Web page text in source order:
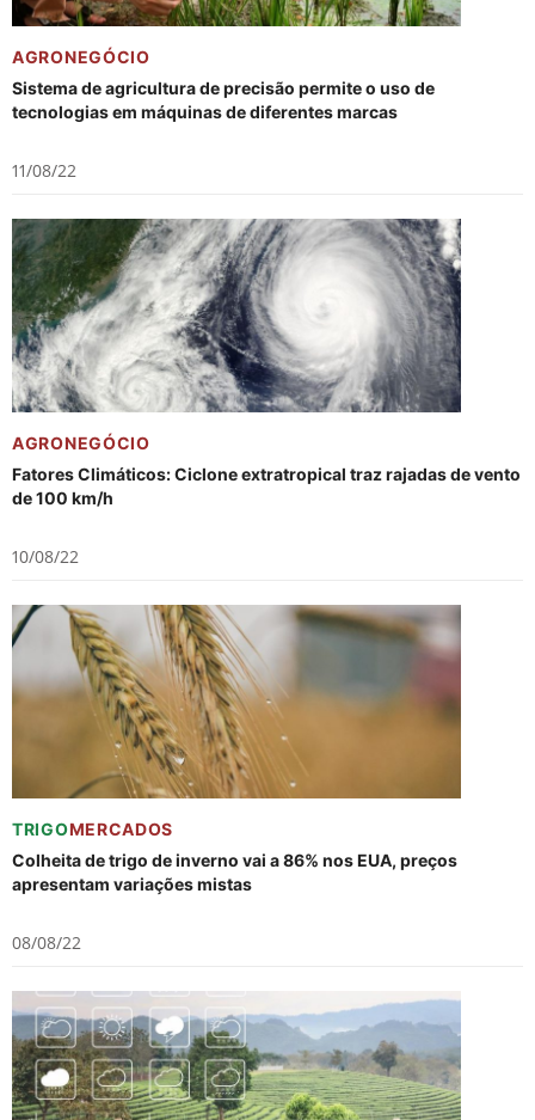
AGRONEGÓCIO
Sistema de agricultura de precisão permite o uso de
tecnologias em máquinas de diferentes marcas
11/08/22
AGRONEGÓCIO
Fatores Climáticos: Ciclone extratropical traz rajadas de vento
de 100 km/h
10/08/22
TRIGOMERCADOS
Colheita de trigo de inverno vai a 86% nos EUA, preços
apresentam variações mistas
08/08/22